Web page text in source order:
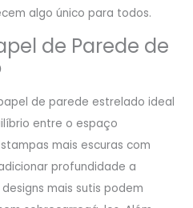
algo único para todos.
de Parede de
de parede estrelado ideal
entre o espaço
mais escuras com
profundidade a
mais sutis podem